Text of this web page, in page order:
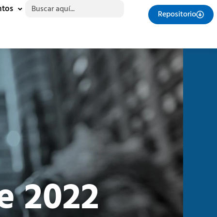
Buscar:
Repositorio
2022